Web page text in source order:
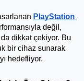
PlayStation
değil,
da dikkat çekiyor. Bu
bir cihaz sunarak
hedefliyor.